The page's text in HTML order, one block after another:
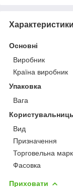
Характеристики
Основні
Виробник
Країна виробник
Упаковка
Вага
Вид
Призначення
Торговельна
Фасовка
Приховати